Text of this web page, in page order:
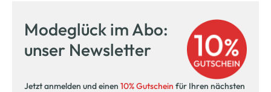
Modeglück im Abo:
unser Newsletter
Jetzt anmelden und einen 10% Gutschein für Ihren nächsten